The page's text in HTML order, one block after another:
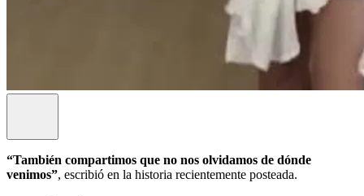
“También compartimos que no nos olvidamos de dónde
venimos”, escribió en la historia recientemente posteada.